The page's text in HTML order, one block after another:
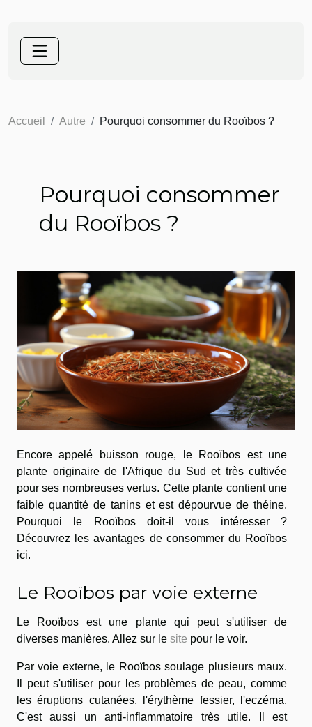
Accueil Autre Pourquoi consommer du Rooïbos ?
Pourquoi consommer
du Rooïbos ?
Encore appelé buisson rouge, le Rooïbos est une
plante originaire de l'Afrique du Sud et très cultivée
pour ses nombreuses vertus. Cette plante contient une
faible quantité de tanins et est dépourvue de théine.
Pourquoi le Rooïbos doit-il vous intéresser ?
Découvrez les avantages de consommer du Rooïbos
ici.
Le Rooïbos par voie externe
Le Rooïbos est une plante qui peut s'utiliser de
diverses manières. Allez sur le site pour le voir.
Par voie externe, le Rooïbos soulage plusieurs maux.
Il peut s'utiliser pour les problèmes de peau, comme
les éruptions cutanées, l'érythème fessier, l'eczéma.
C'est aussi un anti-inflammatoire très utile. Il est